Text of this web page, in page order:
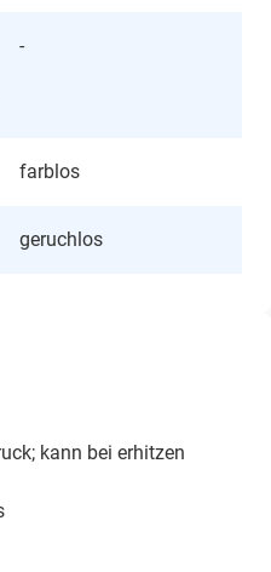
-
farblos
geruchlos
kann bei erhitzen